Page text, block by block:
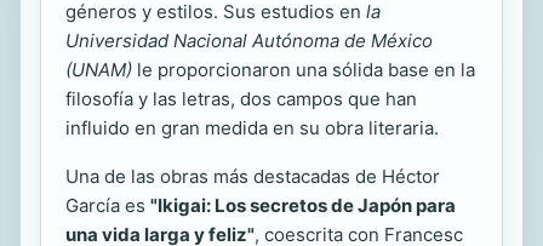
géneros y estilos. Sus estudios en la
Universidad Nacional Autónoma de México
(UNAM) le proporcionaron una sólida base en la
filosofía y las letras, dos campos que han
influido en gran medida en su obra literaria.
Una de las obras más destacadas de Héctor
García es "Ikigai: Los secretos de Japón para
una vida larga y feliz", coescrita con Francesc